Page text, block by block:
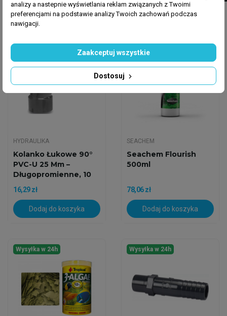
Dodaj do koszyka Dodaj do koszyka
HYDRAULIKA
Kolanko Łukowe 90°
PVC-U 25 Mm –
Długopromienne, 10
Bar
16,29 zł
Dodaj do koszyka
SEACHEM
Seachem Flourish
500ml
78,06 zł
Dodaj do koszyka
Wysyłka w 24h Wysyłka w 24h
analizy a nastepnie wyświetlania reklam związanych z Twoimi
preferencjami na podstawie analizy Twoich zachowań podczas
nawigacji.
Dostosuj
Zaakceptuj wszystkie